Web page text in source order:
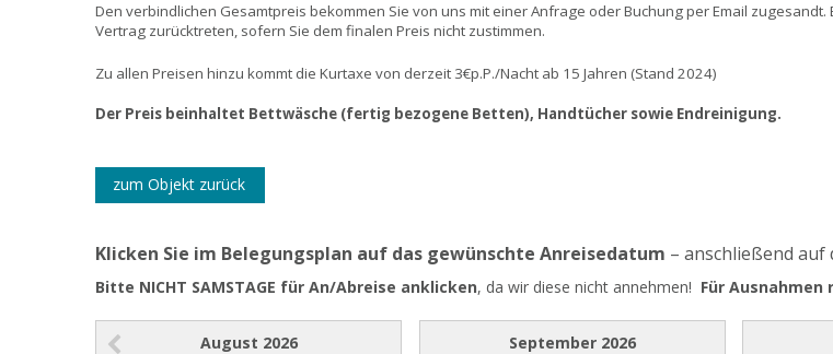
Den verbindlichen Gesamtpreis bekommen Sie von uns mit einer Anfrage oder Buchung per Email
Vertrag zurücktreten, sofern Sie dem finalen Preis nicht zustimmen.
Zu allen Preisen hinzu kommt die Kurtaxe von derzeit 3€p.P./Nacht ab 15 Jahren (Stand 2024)
Der Preis beinhaltet Bettwäsche (fertig bezogene Betten), Handtücher sowie Endreinigung.
zum Objekt zurück
Klicken Sie im Belegungsplan auf das gewünschte Anreisedatum – anschließend auf
Bitte NICHT SAMSTAGE für An/Abreise anklicken, da wir diese nicht annehmen! Für Ausnahmen
August 2026
September 2026